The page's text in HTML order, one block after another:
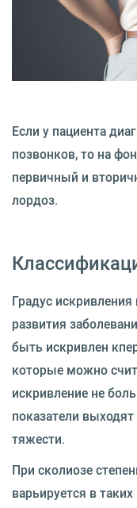
Если у пациента
позвонков, то на
первичный и
лордоз.
Градус
развития
быть искривлен
которые можно
искривление не
показатели
тяжести.
При сколиозе
варьируется в